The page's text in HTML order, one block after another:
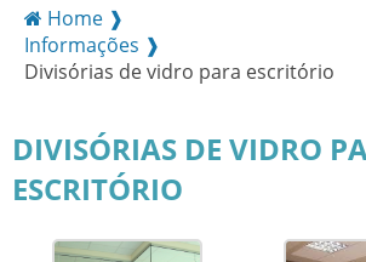
Home ❱
Informações ❱
Divisórias de vidro para escritório
DIVISÓRIAS DE VIDRO
ESCRITÓRIO